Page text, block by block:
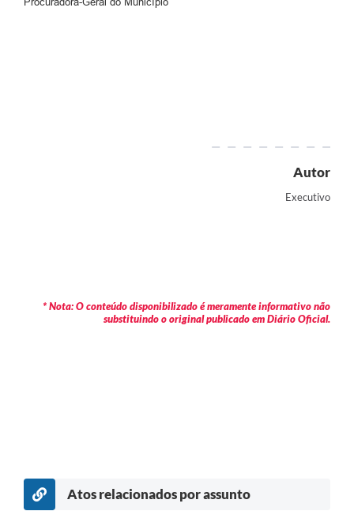
Autor
Executivo
* Nota: O conteúdo disponibilizado é meramente informativo não
substituindo o original publicado em Diário Oficial.
Atos relacionados por assunto